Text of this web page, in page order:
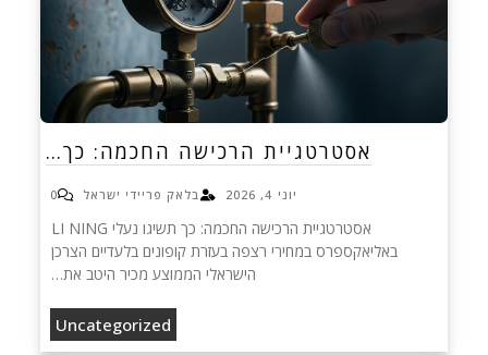
אסטרטגיית הרכישה החכמה: כך…
יוני 4, 2026 בלאק פריידי ישראל 0
אסטרטגיית הרכישה החכמה: כך תשיגו נעלי LI NING
באליאקספרס במחירי רצפה בעזרת קופונים בלעדיים הצרכן
הישראלי הממוצע מכיר היטב את…
Uncategorized